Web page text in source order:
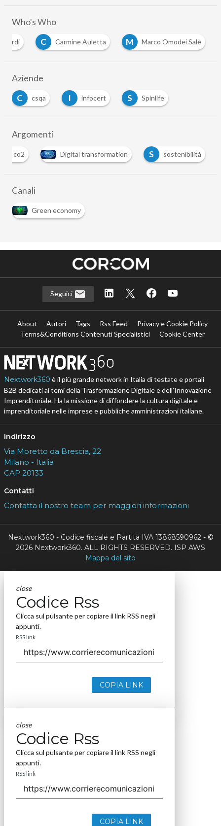
Who's Who
C Carmine Auletta M
Marco Omodei Salè
Aziende
C
csqa I infocert S
Spinlife
Argomenti
co2 Digital transformation S
sostenibilità
Canali
Green economy
Seguici
About Autori Tags Rss Feed
Privacy e Cookie Policy
Terms&Conditions Contenuti Specialistici
Cookie Center
Nextwork360 è il più grande network in Italia di testate e portali
B2B dedicati ai temi della Trasformazione Digitale e dell’Innovazione
Imprenditoriale. Ha la missione di diffondere la cultura digitale e
imprenditoriale nelle imprese e pubbliche amministrazioni italiane.
Indirizzo
Via Moretto da Brescia, 22
Milano - Italia
CAP 20133
Contatti
Contatta il nostro team per maggiori informazioni
Nextwork360 - Codice fiscale e Partita IVA 13868590962 - ©
2026 Nextwork360. ALL RIGHTS RESERVED. ISP AWS
Mappa del sito
close
Codice Rss
Clicca sul pulsante per copiare il link RSS negli
appunti.
RSS link
COPIA LINK
close
Codice Rss
Clicca sul pulsante per copiare il link RSS negli
appunti.
RSS link
COPIA LINK